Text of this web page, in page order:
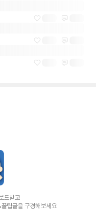
드받고
팁글을 구경해보세요